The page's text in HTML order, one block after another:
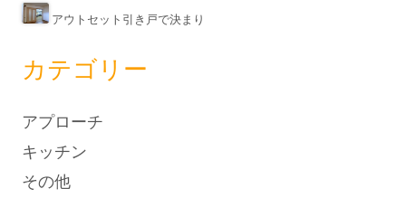
アウトセット引き戸で決まり
カテゴリー
アプローチ
キッチン
その他